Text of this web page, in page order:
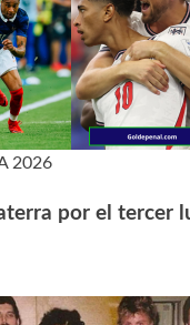
2026
por el tercer